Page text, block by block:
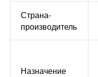
Страна-
производитель
Назначение